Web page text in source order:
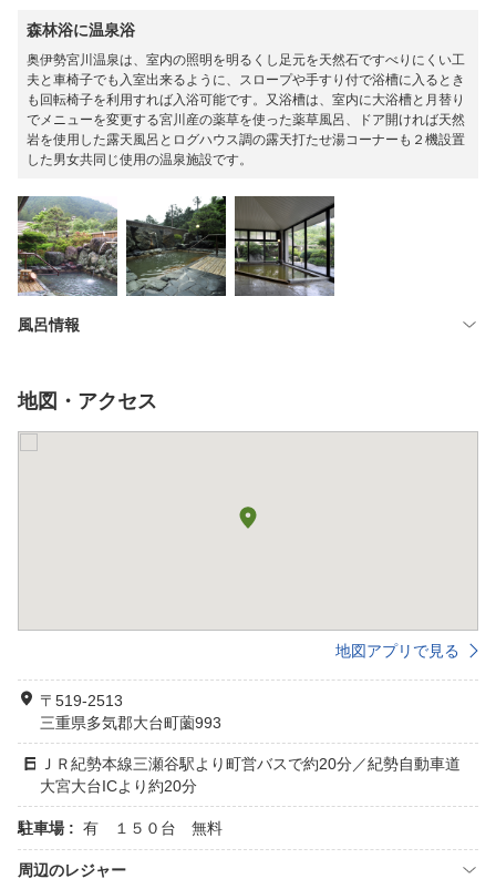
森林浴に温泉浴
奥伊勢宮川温泉は、室内の照明を明るくし足元を天然石ですべりにくい工
夫と車椅子でも入室出来るように、スロープや手すり付で浴槽に入るとき
も回転椅子を利用すれば入浴可能です。又浴槽は、室内に大浴槽と月替り
でメニューを変更する宮川産の薬草を使った薬草風呂、ドア開ければ天然
岩を使用した露天風呂とログハウス調の露天打たせ湯コーナーも２機設置
した男女共同じ使用の温泉施設です。
風呂情報
地図・アクセス
地図アプリで見る
〒519-2513
三重県多気郡大台町薗993
ＪＲ紀勢本線三瀬谷駅より町営バスで約20分／紀勢自動車道
大宮大台ICより約20分
駐車場 : 有 １５０台 無料
周辺のレジャー